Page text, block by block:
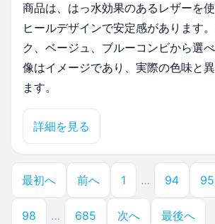
商品は、はっ水効果のあるレザーを
ヒールデザインで安定感があります
ク、ベージュ、ブルーコンビから選
像はイメージであり、実際の色味と
ます。
詳細を見る
最初へ 前へ 1 … 94 95
98 … 685 次へ 最後へ